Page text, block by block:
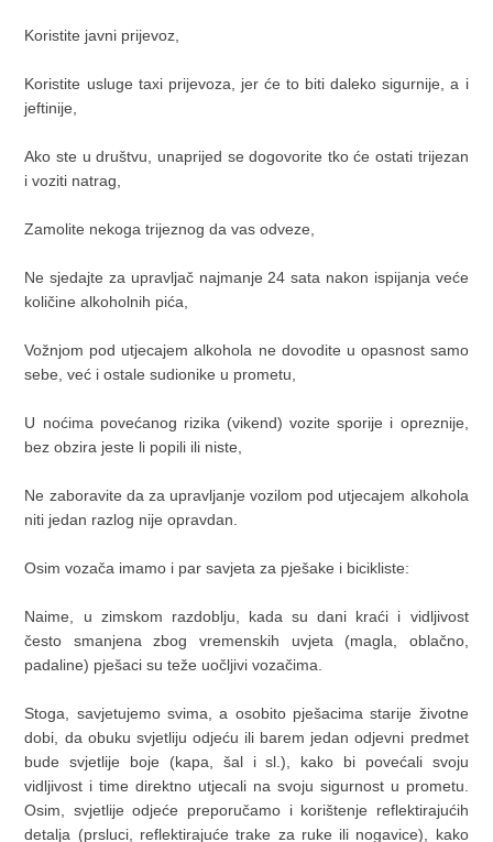
Koristite javni prijevoz,
Koristite usluge taxi prijevoza, jer će to biti daleko sigurnije, a i
jeftinije,
Ako ste u društvu, unaprijed se dogovorite tko će ostati trijezan
i voziti natrag,
Zamolite nekoga trijeznog da vas odveze,
Ne sjedajte za upravljač najmanje 24 sata nakon ispijanja veće
količine alkoholnih pića,
Vožnjom pod utjecajem alkohola ne dovodite u opasnost samo
sebe, već i ostale sudionike u prometu,
U noćima povećanog rizika (vikend) vozite sporije i opreznije,
bez obzira jeste li popili ili niste,
Ne zaboravite da za upravljanje vozilom pod utjecajem alkohola
niti jedan razlog nije opravdan.
Osim vozača imamo i par savjeta za pješake i bicikliste:
Naime, u zimskom razdoblju, kada su dani kraći i vidljivost
često smanjena zbog vremenskih uvjeta (magla, oblačno,
padaline) pješaci su teže uočljivi vozačima.
Stoga, savjetujemo svima, a osobito pješacima starije životne
dobi, da obuku svjetliju odjeću ili barem jedan odjevni predmet
bude svjetlije boje (kapa, šal i sl.), kako bi povećali svoju
vidljivost i time direktno utjecali na svoju sigurnost u prometu.
Osim, svjetlije odjeće preporučamo i korištenje reflektirajućih
detalja (prsluci, reflektirajuće trake za ruke ili nogavice), kako